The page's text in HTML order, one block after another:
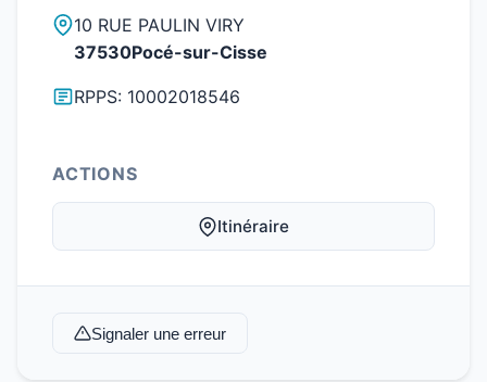
10 RUE PAULIN VIRY
37530Pocé-sur-Cisse
RPPS: 10002018546
ACTIONS
Itinéraire
Signaler une erreur